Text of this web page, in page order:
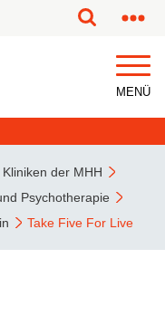
MENÜ
Kliniken der MHH
Psychotherapie
Take Five For Live